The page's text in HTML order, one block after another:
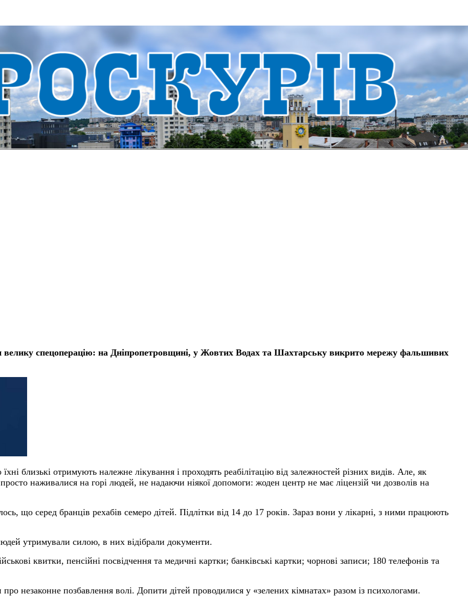
велику спецоперацію: на Дніпропетровщині, у Жовтих Водах та Шахтарську викрито мережу фальшивих
близькі отримують належне лікування і проходять реабілітацію від залежностей різних видів. Але, як
наживалися на горі людей, не надаючи ніякої допомоги: жоден центр не має ліцензій чи дозволів на
що серед бранців рехабів семеро дітей. Підлітки від 14 до 17 років. Зараз вони у лікарні, з ними працюють
утримували силою, в них відібрали документи.
квитки, пенсійні посвідчення та медичні картки; банківські картки; чорнові записи; 180 телефонів та
незаконне позбавлення волі. Допити дітей проводилися у «зелених кімнатах» разом із психологами.